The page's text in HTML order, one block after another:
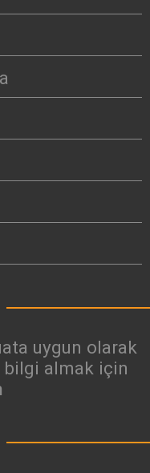
uygun olarak
bilgi almak için